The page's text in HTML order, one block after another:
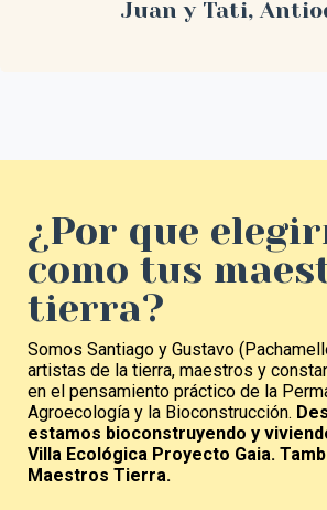
Juan y Tati,
¿Por que
como tus
tierra?
Somos Santiago y Gustavo
artistas de la tierra, maestros y
en el pensamiento práctico de la
Agroecología y la Bioconstrucción.
estamos bioconstruyendo y
Villa Ecológica Proyecto Gaia.
Maestros Tierra.